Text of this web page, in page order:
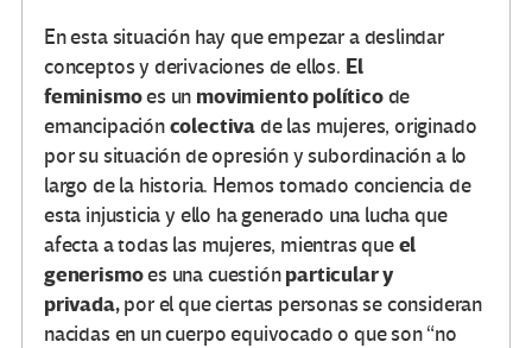
En esta situación hay que empezar a deslindar
conceptos y derivaciones de ellos. El
feminismoes un movimiento políticode
emancipacióncolectivade las mujeres, originado
por su situación de opresión y subordinación a lo
largo de la historia. Hemos tomado conciencia de
esta injusticia y ello ha generado una lucha que
afecta a todas las mujeres, mientras queel
generismoes una cuestiónparticular y
privada,por el que ciertas personas se consideran
nacidas en un cuerpo equivocado o que son “no